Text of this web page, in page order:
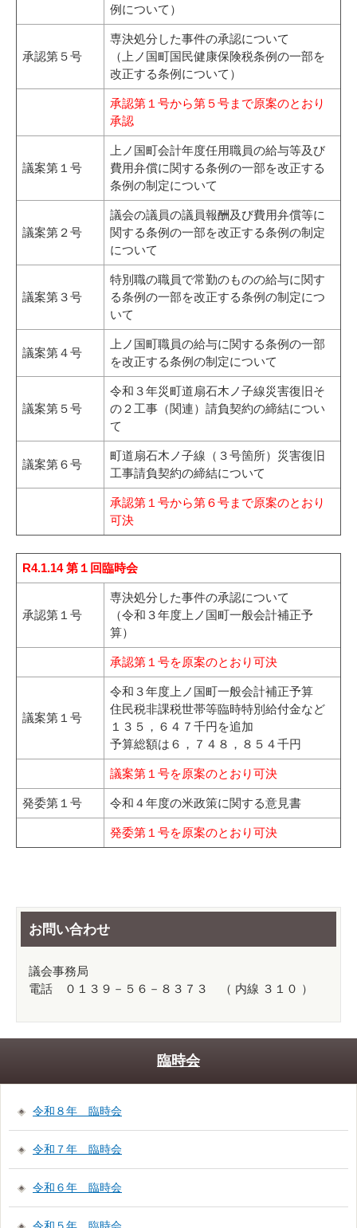
例について）
承認第５号
専決処分した事件の承認について
（上ノ国町国民健康保険税条例の一部を
改正する条例について）
承認第１号から第５号まで原案のとおり
承認
議案第１号
上ノ国町会計年度任用職員の給与等及び
費用弁償に関する条例の一部を改正する
条例の制定について
議案第２号
議会の議員の議員報酬及び費用弁償等に
関する条例の一部を改正する条例の制定
について
議案第３号
特別職の職員で常勤のものの給与に関す
る条例の一部を改正する条例の制定につ
いて
議案第４号
上ノ国町職員の給与に関する条例の一部
を改正する条例の制定について
議案第５号
令和３年災町道扇石木ノ子線災害復旧そ
の２工事（関連）請負契約の締結につい
て
議案第６号
町道扇石木ノ子線（３号箇所）災害復旧
工事請負契約の締結について
承認第１号から第６号まで原案のとおり
可決
R4.1.14 第１回臨時会
承認第１号
専決処分した事件の承認について
（令和３年度上ノ国町一般会計補正予
算）
承認第１号を原案のとおり可決
議案第１号
令和３年度上ノ国町一般会計補正予算
住民税非課税世帯等臨時特別給付金など
１３５，６４７千円を追加
予算総額は６，７４８，８５４千円
議案第１号を原案のとおり可決
発委第１号 令和４年度の米政策に関する意見書
発委第１号を原案のとおり可決
お問い合わせ
議会事務局
電話 ０１３９－５６－８３７３ （ 内線 ３１０ ）
臨時会
令和８年 臨時会
令和７年 臨時会
令和６年 臨時会
令和５年 臨時会